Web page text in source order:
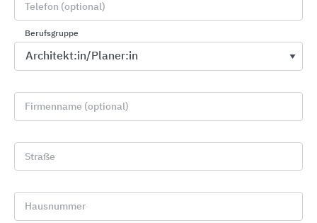
Wärmedämmung / WDVS
Saint-Gobain Weber
Telefon (optional)
Berufsgruppe
Firmenname (optional)
Straße
Hausnummer